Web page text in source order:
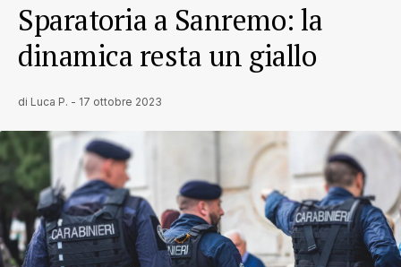
Sparatoria a Sanremo: la
dinamica resta un giallo
di Luca P. - 17 ottobre 2023